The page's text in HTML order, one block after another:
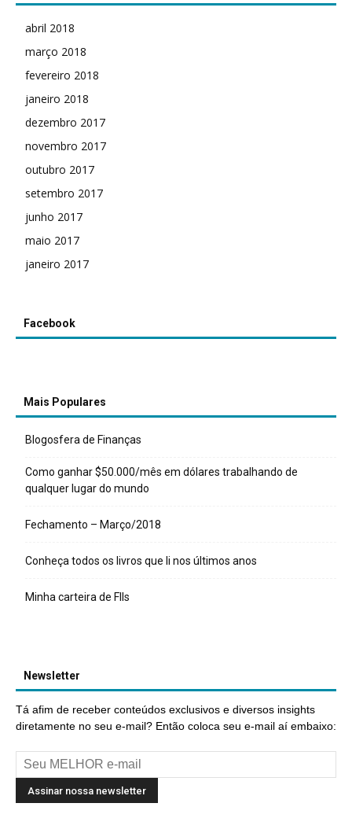
abril 2018
março 2018
fevereiro 2018
janeiro 2018
dezembro 2017
novembro 2017
outubro 2017
setembro 2017
junho 2017
maio 2017
janeiro 2017
Facebook
Mais Populares
Blogosfera de Finanças
Como ganhar $50.000/mês em dólares trabalhando de
qualquer lugar do mundo
Fechamento – Março/2018
Conheça todos os livros que li nos últimos anos
Minha carteira de FIIs
Newsletter
Tá afim de receber conteúdos exclusivos e diversos insights
diretamente no seu e-mail? Então coloca seu e-mail aí embaixo: